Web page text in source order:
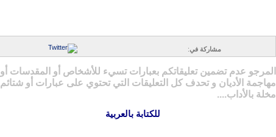
مشاركة في:
المرجو عدم تضمين تعليقاتكم بعبارات تسيء للأشخاص أو المقدسات أو
مهاجمة الأديان و تحدف كل التعليقات التي تحتوي على عبارات أو شتائم
مخلة بالأداب....
للكتابة بالعربية